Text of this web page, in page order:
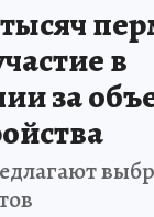
в
за